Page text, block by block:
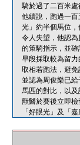
騎於過了二百米
他續說，跑過一
光」約半個馬位
令人失望，他認
的策騎指示，並
早段採取較為留
取相若跑法，避
並認為周俊樂已
馬匹的對比，以及
獸醫於賽後立即
「好眼光」及「